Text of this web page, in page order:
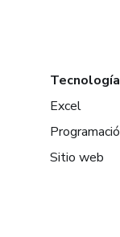
Excel
Sitio web